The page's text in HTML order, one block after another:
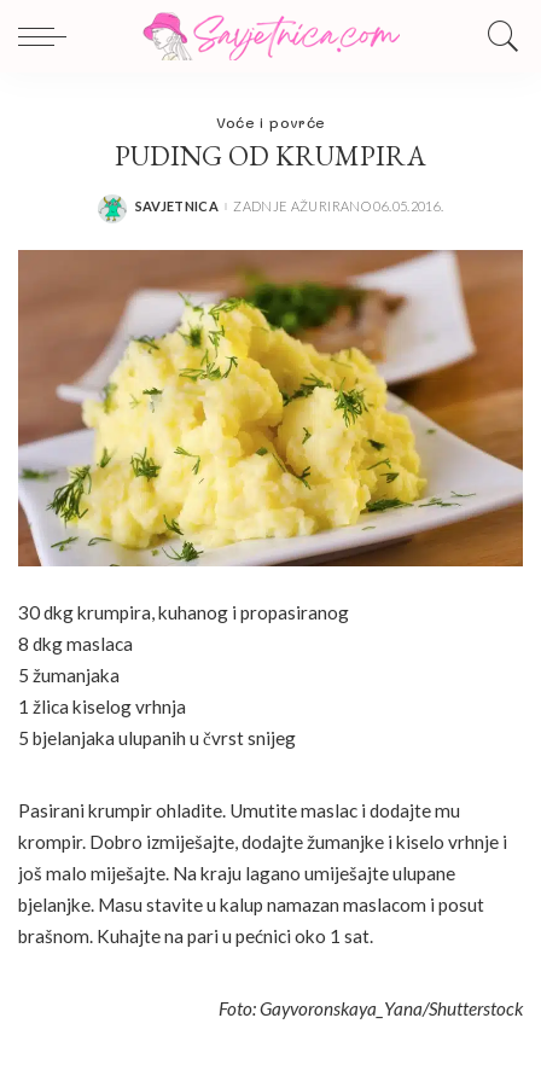
Voće i povrće
PUDING OD KRUMPIRA
POSTED
SAVJETNICA ZADNJE AŽURIRANO 06.05.2016.
30 dkg krumpira, kuhanog i propasiranog
8 dkg maslaca
5 žumanjaka
1 žlica kiselog vrhnja
5 bjelanjaka ulupanih u čvrst snijeg
Pasirani krumpir ohladite. Umutite maslac i dodajte mu
krompir. Dobro izmiješajte, dodajte žumanjke i kiselo vrhnje i
još malo miješajte. Na kraju lagano umiješajte ulupane
bjelanjke. Masu stavite u kalup namazan maslacom i posut
brašnom. Kuhajte na pari u pećnici oko 1 sat.
Foto: Gayvoronskaya_Yana/Shutterstock